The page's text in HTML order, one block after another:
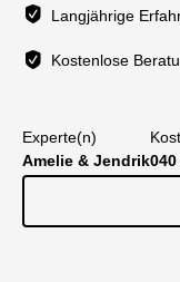
Langjährige
Kostenlose
Experte(n)
Amelie & Jendrik040